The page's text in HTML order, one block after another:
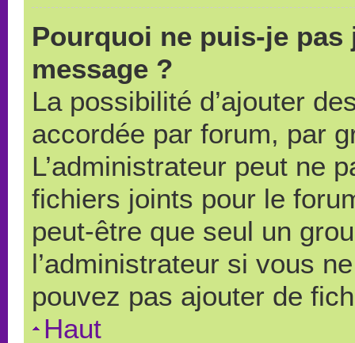
Pourquoi ne puis-je
message ?
La possibilité d’ajouter
accordée par forum, par
L’administrateur peut ne
fichiers joints pour le
peut-être que seul un
l’administrateur si vous
pouvez pas ajouter de
Haut